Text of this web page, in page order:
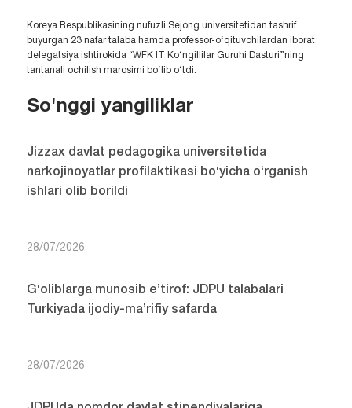
Koreya Respublikasining nufuzli Sejong universitetidan tashrif
buyurgan 23 nafar talaba hamda professor-o‘qituvchilardan iborat
delegatsiya ishtirokida “WFK IT Ko‘ngillilar Guruhi Dasturi”ning
tantanali ochilish marosimi bo‘lib o‘tdi.
So'nggi yangiliklar
Jizzax davlat pedagogika universitetida
narkojinoyatlar profilaktikasi bo‘yicha o‘rganish
ishlari olib borildi
28/07/2026
G‘oliblarga munosib e’tirof: JDPU talabalari
Turkiyada ijodiy-ma’rifiy safarda
28/07/2026